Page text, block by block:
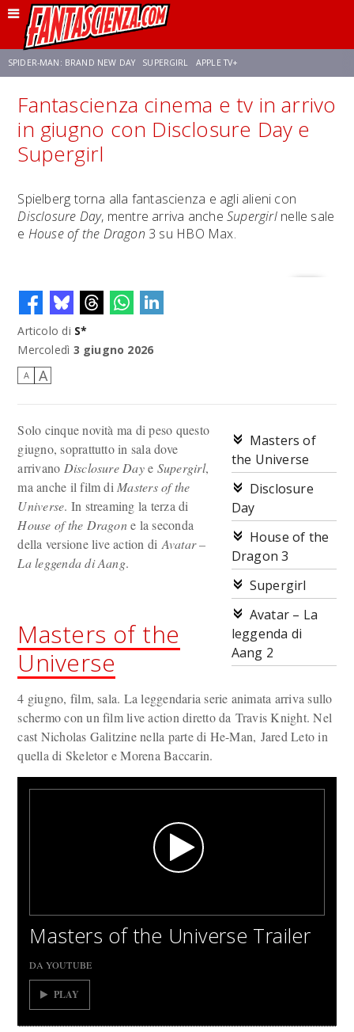
SPIDER-MAN: BRAND NEW DAY SUPERGIRL APPLE TV+
FRANCO RICCIARDIELLO ZENDAYA STAR TREK AVENGERS: DOOMSDAY
SADIE SINK
Fantascienza cinema e tv in arrivo
in giugno con Disclosure Day e
Supergirl
Spielberg torna alla fantascienza e agli alieni con
Disclosure Day, mentre arriva anche Supergirlnelle sale
e House of the Dragon 3 su HBO Max.
Articolo di S*
Mercoledì 3 giugno 2026
A A
Masters of
the Universe
Disclosure
Day
House of the
Dragon 3
Supergirl
Avatar – La
leggenda di
Aang 2
Solo cinque novità ma di peso questo
giugno, soprattutto in sala dove
arrivano Disclosure Daye Supergirl,
ma anche il film di Masters of the
Universe. In streaming la terza di
House of the Dragone la seconda
della versione live action di Avatar –
La leggenda di Aang.
Masters of the
Universe
4 giugno, film, sala. La leggendaria serie animata arriva sullo
schermo con un film live action diretto da Travis Knight. Nel
cast Nicholas Galitzine nella parte di He-Man, Jared Leto in
quella di Skeletor e Morena Baccarin.
Masters of the Universe Trailer
DA YOUTUBE
PLAY